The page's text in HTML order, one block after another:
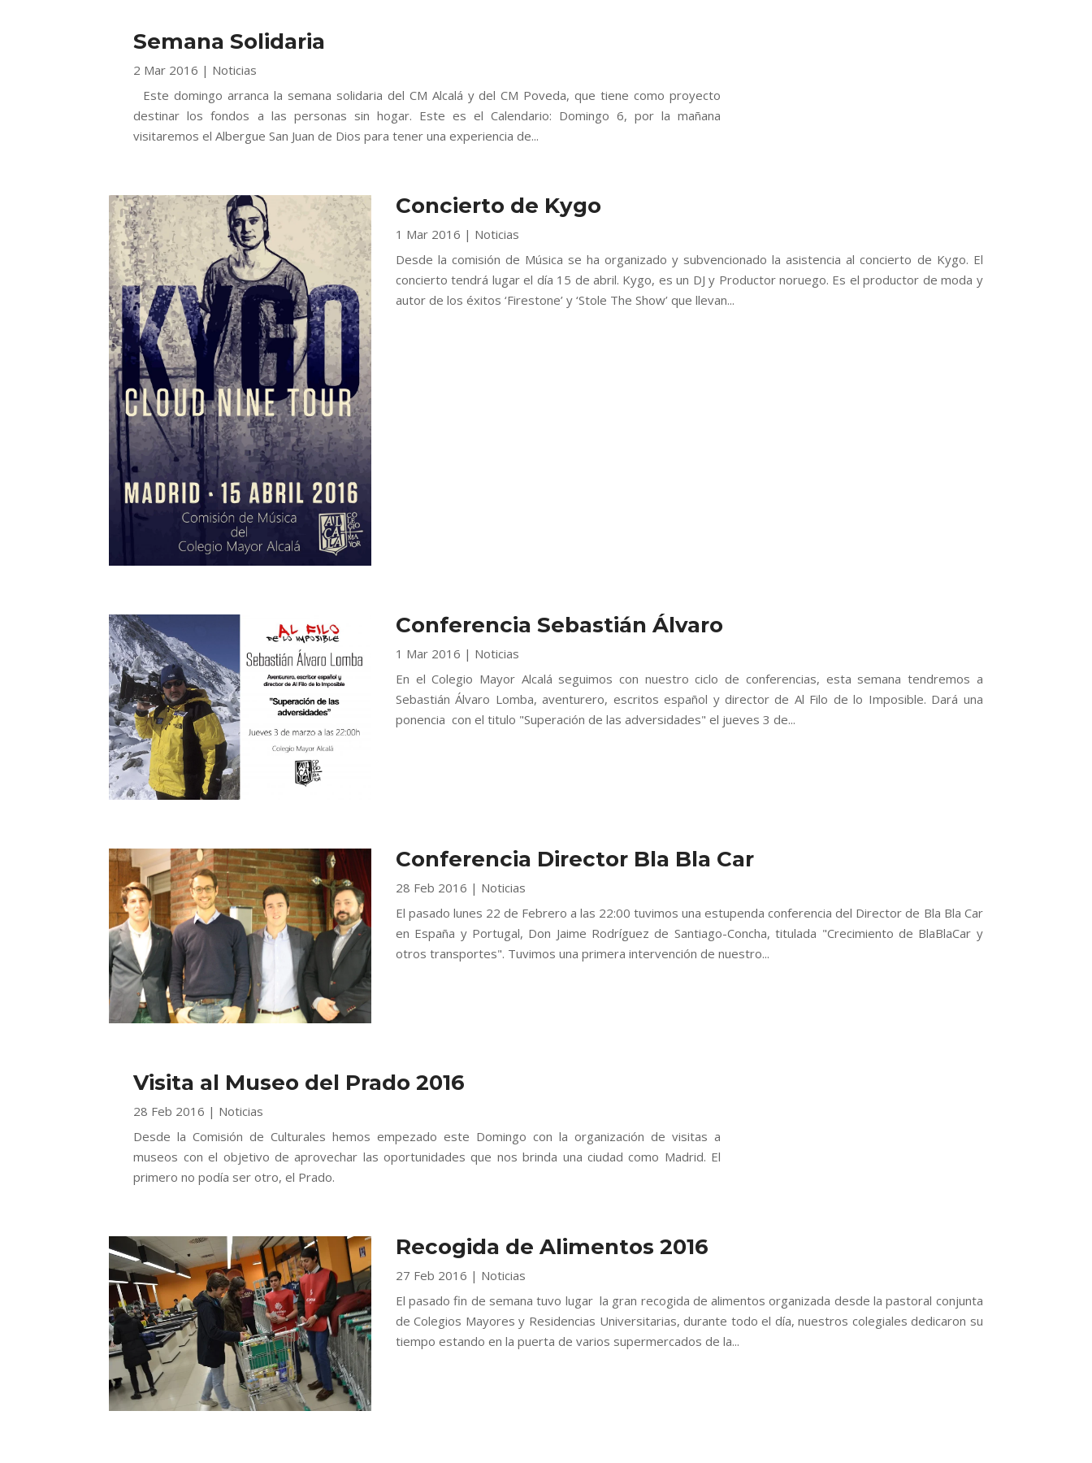
Semana Solidaria
2 Mar 2016 | Noticias
Este domingo arranca la semana solidaria del CM Alcalá y del CM Poveda, que tiene como proyecto
destinar los fondos a las personas sin hogar. Este es el Calendario: Domingo 6, por la mañana
visitaremos el Albergue San Juan de Dios para tener una experiencia de...
Concierto de Kygo
1 Mar 2016 | Noticias
Desde la comisión de Música se ha organizado y subvencionado la asistencia al concierto de Kygo. El
concierto tendrá lugar el día 15 de abril. Kygo, es un DJ y Productor noruego. Es el productor de moda y
autor de los éxitos ‘Firestone’ y ‘Stole The Show’ que llevan...
Conferencia Sebastián Álvaro
1 Mar 2016 | Noticias
En el Colegio Mayor Alcalá seguimos con nuestro ciclo de conferencias, esta semana tendremos a
Sebastián Álvaro Lomba, aventurero, escritos español y director de Al Filo de lo Imposible. Dará una
ponencia con el titulo "Superación de las adversidades" el jueves 3 de...
Conferencia Director Bla Bla Car
28 Feb 2016 | Noticias
El pasado lunes 22 de Febrero a las 22:00 tuvimos una estupenda conferencia del Director de Bla Bla Car
en España y Portugal, Don Jaime Rodríguez de Santiago-Concha, titulada "Crecimiento de BlaBlaCar y
otros transportes". Tuvimos una primera intervención de nuestro...
Visita al Museo del Prado 2016
28 Feb 2016 | Noticias
Desde la Comisión de Culturales hemos empezado este Domingo con la organización de visitas a
museos con el objetivo de aprovechar las oportunidades que nos brinda una ciudad como Madrid. El
primero no podía ser otro, el Prado.
Recogida de Alimentos 2016
27 Feb 2016 | Noticias
El pasado fin de semana tuvo lugar la gran recogida de alimentos organizada desde la pastoral conjunta
de Colegios Mayores y Residencias Universitarias, durante todo el día, nuestros colegiales dedicaron su
tiempo estando en la puerta de varios supermercados de la...